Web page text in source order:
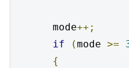
      mode
++;
if
(mode >=
{